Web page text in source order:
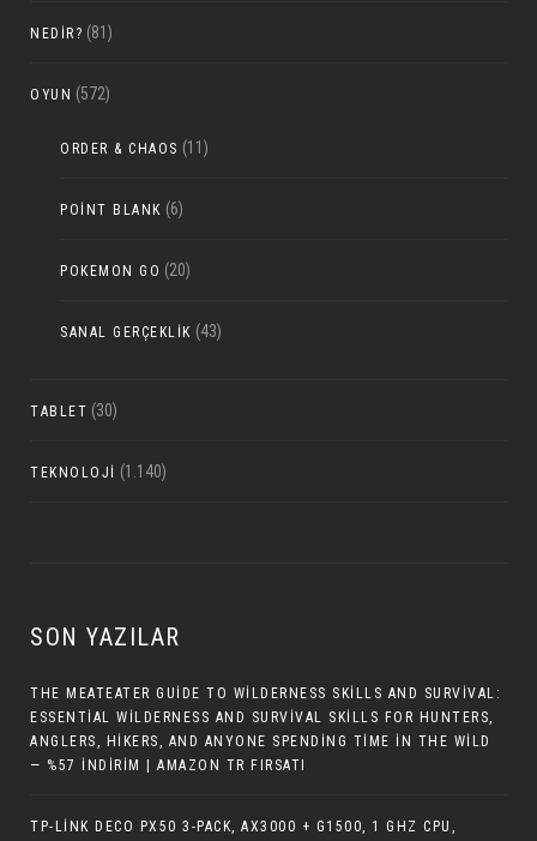
NEDIR? (81)
OYUN (572)
ORDER & CHAOS (11)
POINT BLANK (6)
POKEMON GO (20)
SANAL GERÇEKLIK (43)
TABLET (30)
TEKNOLOJI (1.140)
SON YAZILAR
THE MEATEATER GUIDE TO WILDERNESS SKILLS AND SURVIVAL:
ESSENTIAL WILDERNESS AND SURVIVAL SKILLS FOR HUNTERS,
ANGLERS, HIKERS, AND ANYONE SPENDING TIME IN THE WILD
— %57 İNDIRIM | AMAZON TR FIRSATI
TP-LINK DECO PX50 3-PACK, AX3000 + G1500, 1 GHZ CPU,